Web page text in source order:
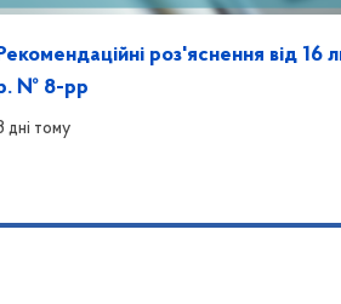
роз'яснення від 16
№ 8-рр
дні тому